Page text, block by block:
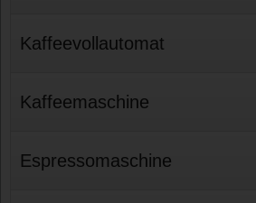
Kaffeevollautomat
Kaffeemaschine
Espressomaschine